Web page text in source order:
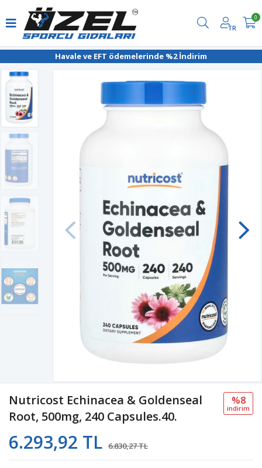
Havale ve EFT ödemelerinde %2 İndirim
TR
0
Nutricost Echinacea & Goldenseal
Root, 500mg, 240 Capsules.40.
6.293,92 TL 6.830,27 TL
%8
i̇ndi̇ri̇m